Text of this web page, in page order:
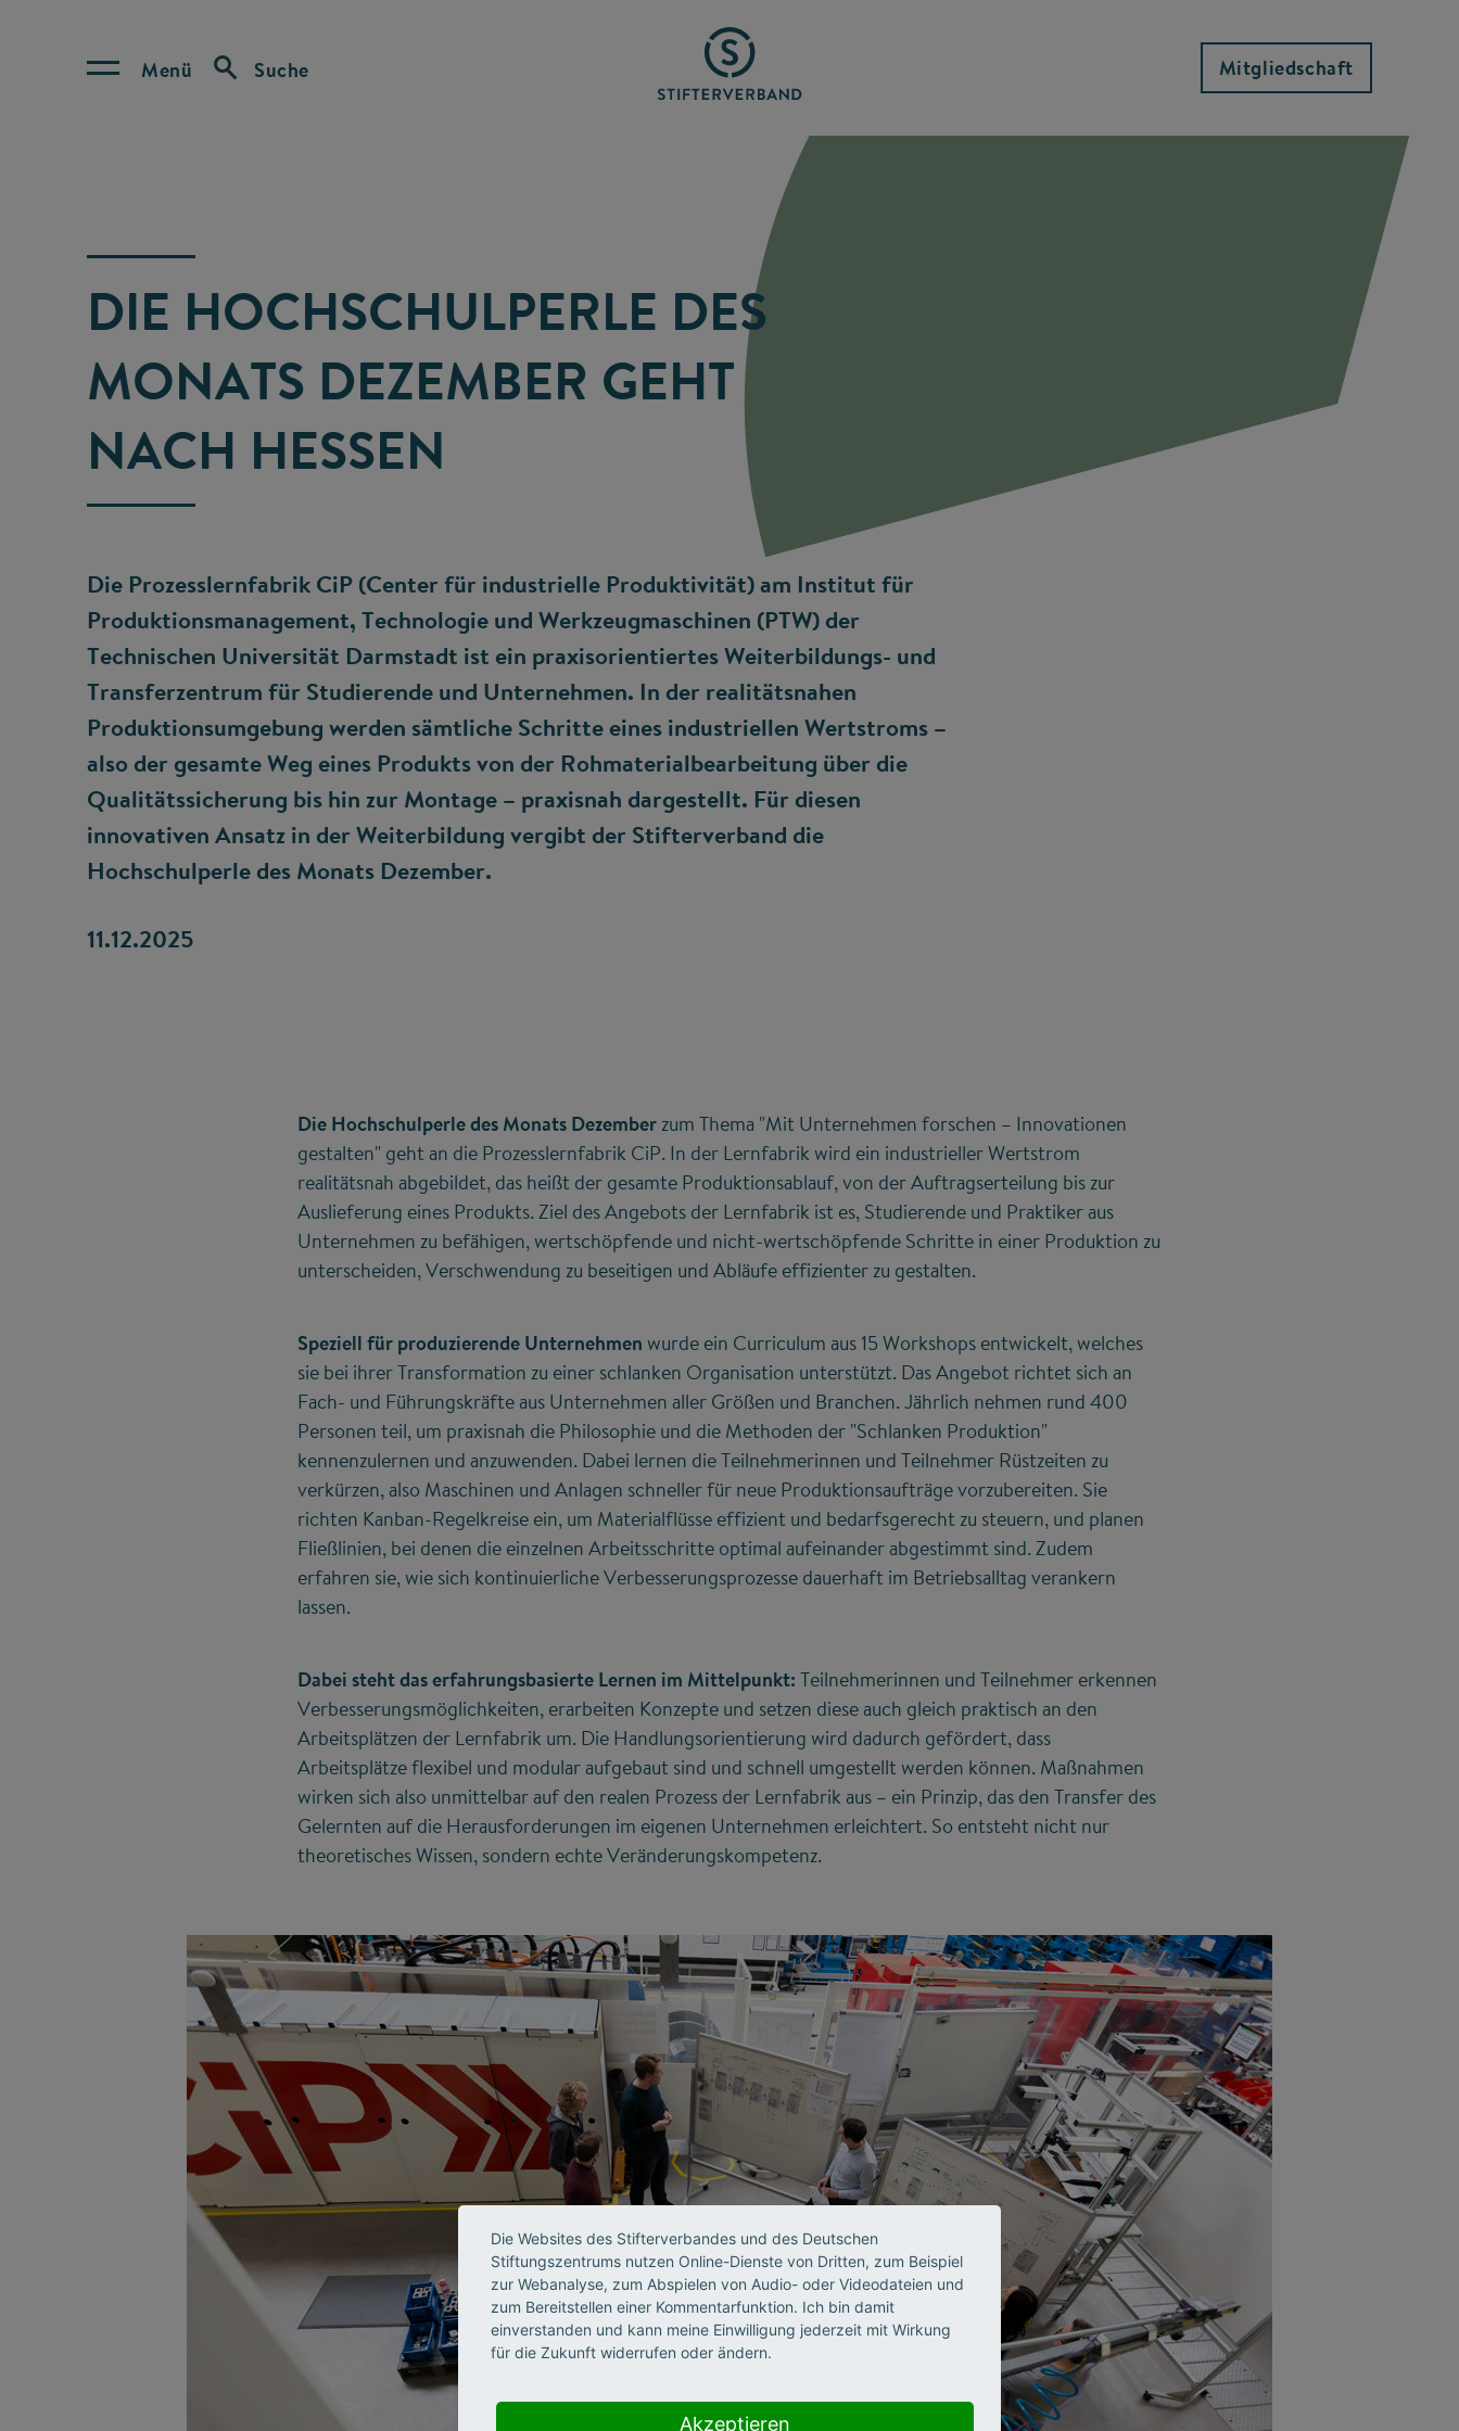
Menü Suche Mitgliedschaft
DIE HOCHSCHULPERLE DES
MONATS DEZEMBER GEHT
NACH HESSEN
Die Prozesslernfabrik CiP (Center für industrielle Produktivität) am Institut für
Produktionsmanagement, Technologie und Werkzeugmaschinen (PTW) der
Technischen Universität Darmstadt ist ein praxisorientiertes Weiterbildungs- und
Transferzentrum für Studierende und Unternehmen. In der realitätsnahen
Produktionsumgebung werden sämtliche Schritte eines industriellen Wertstroms –
also der gesamte Weg eines Produkts von der Rohmaterialbearbeitung über die
Qualitätssicherung bis hin zur Montage – praxisnah dargestellt. Für diesen
innovativen Ansatz in der Weiterbildung vergibt der Stifterverband die
Hochschulperle des Monats Dezember.
11.12.2025
Die Hochschulperle des Monats Dezember zum Thema "Mit Unternehmen forschen – Innovationen
gestalten" geht an die Prozesslernfabrik CiP. In der Lernfabrik wird ein industrieller Wertstrom
realitätsnah abgebildet, das heißt der gesamte Produktionsablauf, von der Auftragserteilung bis zur
Auslieferung eines Produkts. Ziel des Angebots der Lernfabrik ist es, Studierende und Praktiker aus
Unternehmen zu befähigen, wertschöpfende und nicht-wertschöpfende Schritte in einer Produktion zu
unterscheiden, Verschwendung zu beseitigen und Abläufe effizienter zu gestalten.
Speziell für produzierende Unternehmen wurde ein Curriculum aus 15 Workshops entwickelt, welches
sie bei ihrer Transformation zu einer schlanken Organisation unterstützt. Das Angebot richtet sich an
Fach- und Führungskräfte aus Unternehmen aller Größen und Branchen. Jährlich nehmen rund 400
Personen teil, um praxisnah die Philosophie und die Methoden der "Schlanken Produktion"
kennenzulernen und anzuwenden. Dabei lernen die Teilnehmerinnen und Teilnehmer Rüstzeiten zu
verkürzen, also Maschinen und Anlagen schneller für neue Produktionsaufträge vorzubereiten. Sie
richten Kanban-Regelkreise ein, um Materialflüsse effizient und bedarfsgerecht zu steuern, und planen
Fließlinien, bei denen die einzelnen Arbeitsschritte optimal aufeinander abgestimmt sind. Zudem
erfahren sie, wie sich kontinuierliche Verbesserungsprozesse dauerhaft im Betriebsalltag verankern
lassen.
Dabei steht das erfahrungsbasierte Lernen im Mittelpunkt: Teilnehmerinnen und Teilnehmer erkennen
Verbesserungsmöglichkeiten, erarbeiten Konzepte und setzen diese auch gleich praktisch an den
Arbeitsplätzen der Lernfabrik um. Die Handlungsorientierung wird dadurch gefördert, dass
Arbeitsplätze flexibel und modular aufgebaut sind und schnell umgestellt werden können. Maßnahmen
wirken sich also unmittelbar auf den realen Prozess der Lernfabrik aus – ein Prinzip, das den Transfer des
Gelernten auf die Herausforderungen im eigenen Unternehmen erleichtert. So entsteht nicht nur
theoretisches Wissen, sondern echte Veränderungskompetenz.
Die Websites des Stifterverbandes und des Deutschen
Stiftungszentrums nutzen Online-Dienste von Dritten, zum Beispiel
zur Webanalyse, zum Abspielen von Audio- oder Videodateien und
zum Bereitstellen einer Kommentarfunktion. Ich bin damit
einverstanden und kann meine Einwilligung jederzeit mit Wirkung
für die Zukunft widerrufen oder ändern.
Akzeptieren